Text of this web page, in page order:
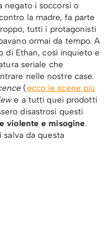
negato i soccorsi o
la madre, fa parte
tutti i protagonisti
ormai da tempo. A
di Ethan, così inquieto e
seriale che
nelle nostre case.
(ecco le scene più
e a tutti quei prodotti
disastrosi questi
violente e misogine.
salva da questa